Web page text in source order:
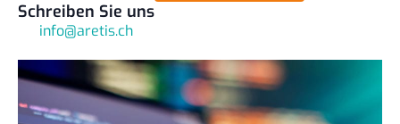
Schreiben Sie uns
info@aretis.ch